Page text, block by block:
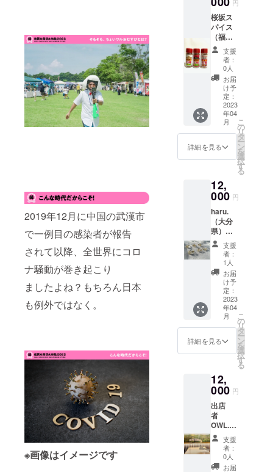
2019年12月に中国の武漢市
で一例目の感染者が報告
されて以降、全世界にコロ
ナ騒動が巻き起こり
ましたよね？もちろん日本
も例外ではなく。
※画像はイメージです
ばを含
む）
【出店
者紹
介】創
業は大
正３
年。塩
鯖・塩
鮭・ち
りめ
ん・塩
辛な
お弁当
にも、
う海産
物をた
くさん
ご用意
してい
ます。
長年に
渡り
培って
きた経
験と実
績を活
かし、
旨い海
産物を
めてお
届けし
佐賀大
縁日大
作戦で
は各イ
ベント
で大人
気！！
本気の
サバサ
ンドを
温多湿
を避け
て保存
してく
ださい
●賞味期
限：
【燻製
たま
ご】製
造から2
週間
【燻製
（ス
モーク
【燻製
チーズ
（ペッ
パー
チー
ズ）】
【燻製
ピスタ
チオ
ナッ
ツ】
【燻製
シュー
造から
5ヶ月 ●
【燻製
たま
ご】鶏
卵（福
岡
県）、
昆布つ
ゆ（小
麦・さ
に小
麦・卵
を含
む）
【出店
者紹
介】旨
味・風
味・口
どけ三
拍子
揃った
佐賀海
苔一番
プレミ
アム海
売して
おりま
す。
（2023
年3月31
をもち
まして
海苔の
販売は
無期限
休止い
たしま
元佐賀
での出
ない
為、佐
賀の皆
様とお
会いで
きる事
を楽し
みにし
ており
ます。
ギョウ
ザドッ
グ３
個、カ
フェオ
レまん
１個、
大納言
あんま
ん１
個、ひ
め餃子
１パッ
ク ●保
存方
以下）
保存 ●
限：製
造から
３ヶ月
●原材
料：
【ごぼ
肉ま
ん】小
麦粉
（国内
造）、
キャベ
ツ、豚
ごぼ
う、玉
ねぎ、
砂糖、
しょう
ゆ（大
豆を含
む）、
パン粉
（小
円
桜坂ス
パイス
（福岡
県）
https://i
nstagra
m.com/
sakura
zakaspi
ce/ ●名
称：ス
パイス
ワーク
ショッ
プ券・
ト ●内
容量：
インド
七味唐
辛子×3
本、イ
ンド七
味唐辛
子（ハ
バネロ
入り）
×3本、
中華七
味唐辛
子×３
本、ス
パイス
回分
（イベ
店時に
使用で
きま
す） ●
保存方
法：直
射日
支援
者：
0人
お届
け予
定：
2023
年04
月
詳細を見る
こ
の
リ
タ
ー
ン
を
選
択
す
る
12,
000 円
haru.
（大分
県）
https://i
nstagra
m.com/
haru.tm
称：ア
クセサ
リー一
点、
アート
作品一
点 ※ア
お届け
は画像
の中か
ら人気
の作品
一点と
なりま
す。
アート
（絵
支援
者：
1人
お届
け予
定：
2023
年04
月
詳細を見る
こ
の
リ
タ
ー
ン
を
選
択
す
る
12,
000 円
出店
者
OWL.
（あう
る）
（福岡
県）
支援
者：
0人
お届